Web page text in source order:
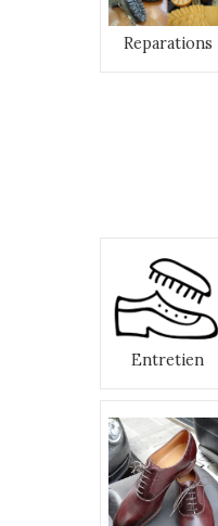
Reparations
Entretien